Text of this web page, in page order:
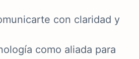
con claridad y
como aliada para